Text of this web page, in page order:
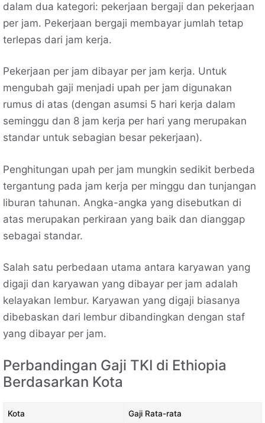
dalam dua kategori: pekerjaan bergaji dan pekerjaan
per jam. Pekerjaan bergaji membayar jumlah tetap
terlepas dari jam kerja.
Pekerjaan per jam dibayar per jam kerja. Untuk
mengubah gaji menjadi upah per jam digunakan
rumus di atas (dengan asumsi 5 hari kerja dalam
seminggu dan 8 jam kerja per hari yang merupakan
standar untuk sebagian besar pekerjaan).
Penghitungan upah per jam mungkin sedikit berbeda
tergantung pada jam kerja per minggu dan tunjangan
liburan tahunan. Angka-angka yang disebutkan di
atas merupakan perkiraan yang baik dan dianggap
sebagai standar.
Salah satu perbedaan utama antara karyawan yang
digaji dan karyawan yang dibayar per jam adalah
kelayakan lembur. Karyawan yang digaji biasanya
dibebaskan dari lembur dibandingkan dengan staf
yang dibayar per jam.
Perbandingan Gaji TKI di Ethiopia
Berdasarkan Kota
Kota Gaji Rata-rata